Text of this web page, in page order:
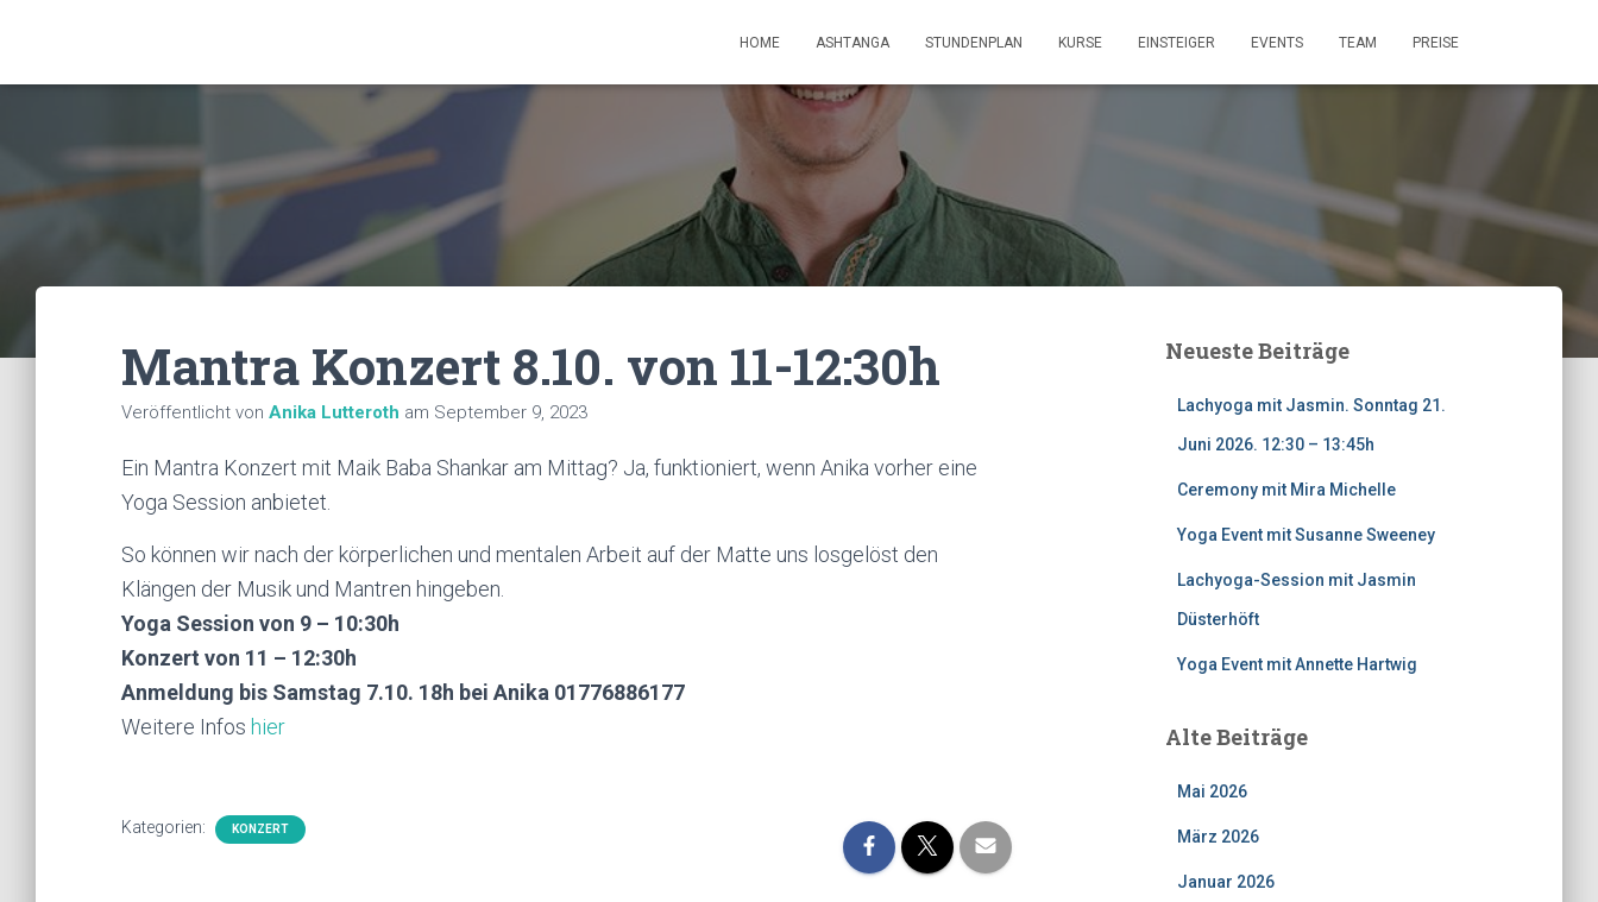
HOME ASHTANGA STUNDENPLAN KURSE EINSTEIGER EVENTS TEAM PREISE
Mantra Konzert 8.10. von 11-12:30h
Veröffentlicht von Anika Lutteroth am September 9, 2023
Ein Mantra Konzert mit Maik Baba Shankar am Mittag? Ja, funktioniert, wenn Anika vorher eine
Yoga Session anbietet.
So können wir nach der körperlichen und mentalen Arbeit auf der Matte uns losgelöst den
Klängen der Musik und Mantren hingeben.
Yoga Session von 9 – 10:30h
Konzert von 11 – 12:30h
Anmeldung bis Samstag 7.10. 18h bei Anika 01776886177
Weitere Infos hier
Kategorien: KONZERT
Neueste Beiträge
Lachyoga mit Jasmin. Sonntag 21.
Juni 2026. 12:30 – 13:45h
Ceremony mit Mira Michelle
Yoga Event mit Susanne Sweeney
Lachyoga-Session mit Jasmin
Düsterhöft
Yoga Event mit Annette Hartwig
Alte Beiträge
Mai 2026
März 2026
Januar 2026